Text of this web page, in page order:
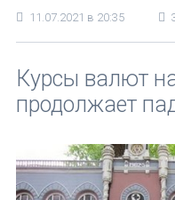
11.07.2021 в 20:35
Курсы валют
продолжает